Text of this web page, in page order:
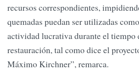
recursos correspondientes,
quemadas puedan ser utilizadas
actividad lucrativa durante el tiempo
restauración, tal como dice el
Máximo Kirchner”, remarca.